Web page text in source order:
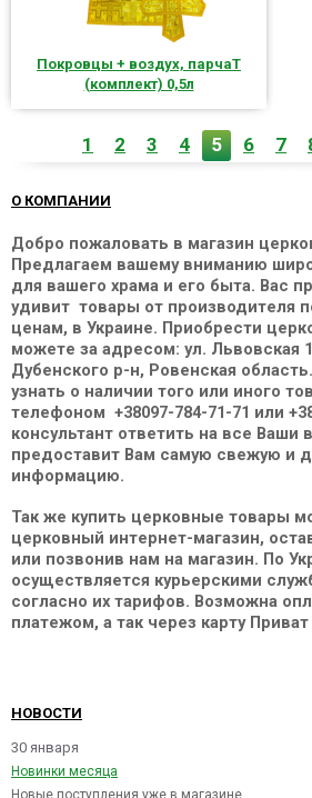
Покровцы + воздух, парчаТ
(комплект) 0,5л
1 2 3 4 5 6 7
О КОМПАНИИ
Добро пожаловать в магазин
Предлагаем вашему вниманию
для вашего храма и его быта. Вас
удивит товары от производителя
ценам, в Украине. Приобрести
можете за адресом: ул. Львовская
Дубенского р-н, Ровенская
узнать о наличии того или иного
телефоном +38097-784-71-71 или
консультант ответить на все Ваши
предоставит Вам самую свежую и
информацию.
Так же купить церковные товары
церковный интернет-магазин,
или позвонив нам на магазин. По
осуществляется курьерскими
согласно их тарифов. Возможна
платежом, а так через карту Приват
НОВОСТИ
30 января
Новинки месяца
Новые поступления уже в магазине